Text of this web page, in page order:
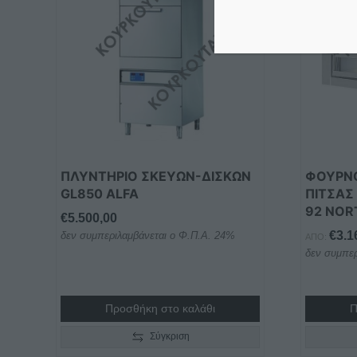
ΠΛΥΝΤΗΡΙΟ ΣΚΕΥΩΝ-ΔΙΣΚΩΝ
GL850 ALFA
€5.500,00
δεν συμπεριλαμβάνεται ο Φ.Π.Α. 24%
Προσθήκη στο καλάθι
Σύγκριση
ΠΙΤΣΑΣ
92
ΑΠΌ:€
δεν